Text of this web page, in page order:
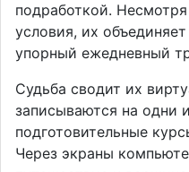
подработкой.
условия, их
упорный ежедневный
Судьба сводит их
записываются на одни
подготовительные
Через экраны